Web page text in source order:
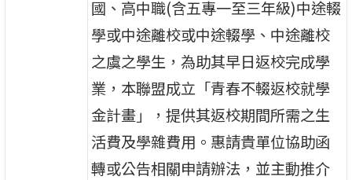
國、高中職(含五專一至三年級)中途輟
學或中途離校或中途輟學、中途離校
之虞之學生，為助其早日返校完成學
業，本聯盟成立「青春不輟返校就學
金計畫」，提供其返校期間所需之生
活費及學雜費用。惠請貴單位協助函
轉或公告相關申請辦法，並主動推介